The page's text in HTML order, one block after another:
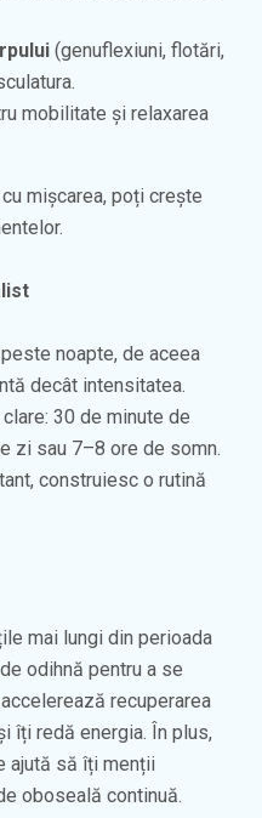
(genuflexiuni, flotări,
mobilitate și relaxarea
mișcarea, poți crește
noapte, de aceea
decât intensitatea.
30 de minute de
zi sau 7–8 ore de somn.
construiesc o rutină
mai lungi din perioada
odihnă pentru a se
recuperarea
îți redă energia. În plus,
ajută să îți menții
oboseală continuă.